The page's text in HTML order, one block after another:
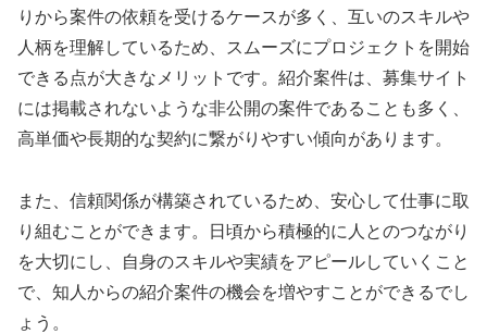
りから案件の依頼を受けるケースが多く、互いのスキルや
人柄を理解しているため、スムーズにプロジェクトを開始
できる点が大きなメリットです。紹介案件は、募集サイト
には掲載されないような非公開の案件であることも多く、
高単価や長期的な契約に繋がりやすい傾向があります。
また、信頼関係が構築されているため、安心して仕事に取
り組むことができます。日頃から積極的に人とのつながり
を大切にし、自身のスキルや実績をアピールしていくこと
で、知人からの紹介案件の機会を増やすことができるでし
ょう。